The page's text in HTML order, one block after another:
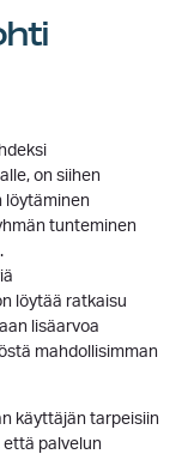
on siihen
löytäminen
tunteminen
löytää ratkaisu
lisäarvoa
mahdollisimman
käyttäjän tarpeisiin
että palvelun